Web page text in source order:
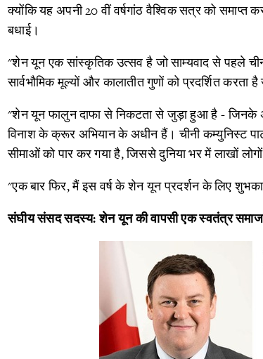
क्योंकि यह अपनी 20 वीं वर्षगांठ वैश्विक सत्र को समाप्त
बधाई।
"शेन यून एक सांस्कृतिक उत्सव है जो साम्यवाद से पहले
सार्वभौमिक मूल्यों और कालातीत गुणों को प्रदर्शित
"शेन यून फालुन दाफा से निकटता से जुड़ा हुआ है - जिनके
विनाश के क्रूर अभियान के अधीन हैं। चीनी कम्युनिस्ट
सीमाओं को पार कर गया है, जिससे दुनिया भर में लाखों
"एक बार फिर, मैं इस वर्ष के शेन यून प्रदर्शन के लिए
संघीय संसद सदस्य: शेन यून की वापसी एक स्वतंत्र समाज